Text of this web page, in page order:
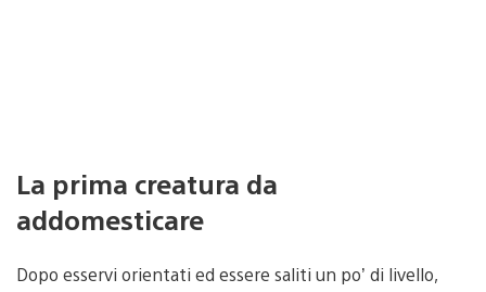
La prima creatura da
addomesticare
Dopo esservi orientati ed essere saliti un po’ di livello,